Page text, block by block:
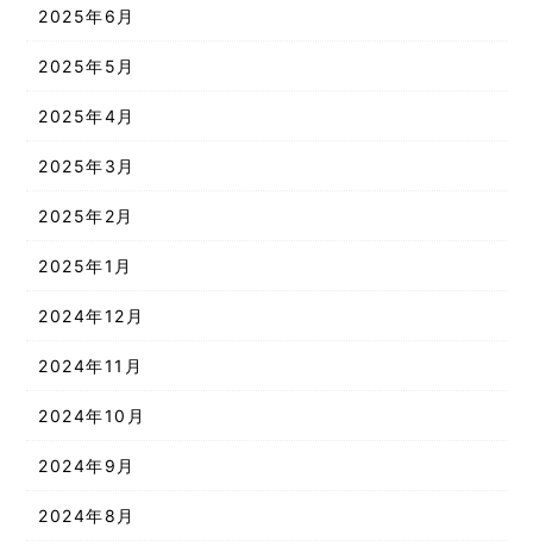
2025年6月
2025年5月
2025年4月
2025年3月
2025年2月
2025年1月
2024年12月
2024年11月
2024年10月
2024年9月
2024年8月